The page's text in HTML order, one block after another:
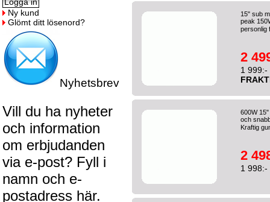
Ny kund
Glömt ditt lösenord?
Nyhetsbrev
Vill du ha nyheter
och information
om erbjudanden
via e-post? Fyll i
namn och e-
postadress här.
15" sub
peak
personlig
2
1 999:-
600W
och
Kraftig
2
1 998:-